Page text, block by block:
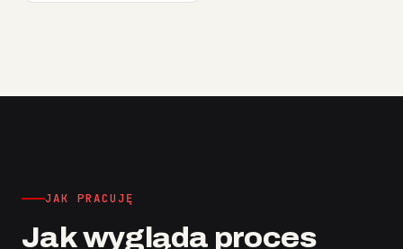
JAK PRACUJĘ
Jak wygląda proces